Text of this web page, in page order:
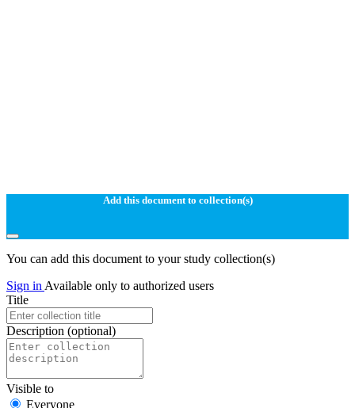
Add this document to collection(s)
You can add this document to your study collection(s)
Sign in Available only to authorized users
Title
Description (optional)
Visible to
Everyone